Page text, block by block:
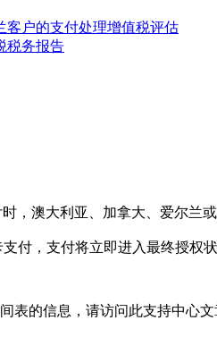
客户的支付处理增值税评估
税务报告
时，澳大利亚、加拿大、爱尔兰
付，支付将立即进入最终授权
表的信息，请访问此支持中心文